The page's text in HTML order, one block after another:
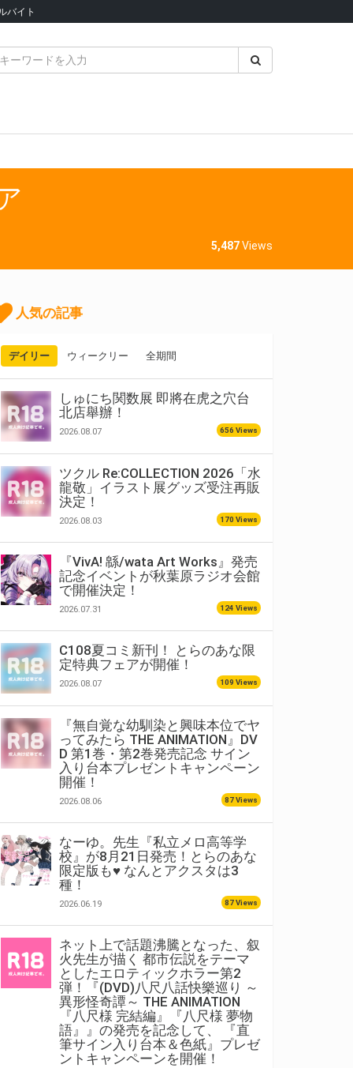
バイト
5,487Views
人気の記事
デイリー ウィークリー 全期間
しゅにち関数展 即將在虎之穴台
北店舉辦！
2026.08.07 656 Views
ツクル Re:COLLECTION 2026「水
龍敬」イラスト展グッズ受注再販
決定！
2026.08.03 170 Views
『VivA! 緜/wata Art Works』発売
記念イベントが秋葉原ラジオ会館
で開催決定！
2026.07.31 124 Views
C108夏コミ新刊！ とらのあな限
定特典フェアが開催！
2026.08.07 109 Views
『無自覚な幼馴染と興味本位でヤ
ってみたら THE ANIMATION』DV
D 第1巻・第2巻発売記念 サイン
入り台本プレゼントキャンペーン
開催！
2026.08.06 87 Views
なーゆ。先生『私立メロ高等学
校』が8月21日発売！とらのあな
限定版も♥ なんとアクスタは3
種！
2026.06.19 87 Views
ネット上で話題沸騰となった、叙
火先生が描く 都市伝説をテーマ
としたエロティックホラー第2
弾！『(DVD)八尺八話快樂巡り ～
異形怪奇譚～ THE ANIMATION
『八尺様 完結編』『八尺様 夢物
語』』の発売を記念して、 『直
筆サイン入り台本＆色紙』プレゼ
ントキャンペーンを開催！